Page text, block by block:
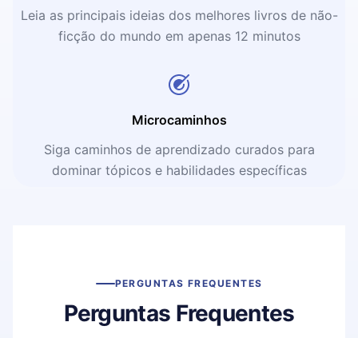
Leia as principais ideias dos melhores livros de não-
ficção do mundo em apenas 12 minutos
Microcaminhos
Siga caminhos de aprendizado curados para
dominar tópicos e habilidades específicas
PERGUNTAS FREQUENTES
Perguntas Frequentes